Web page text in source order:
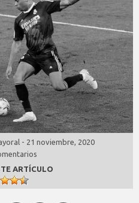
- 21 noviembre, 2020
ARTÍCULO